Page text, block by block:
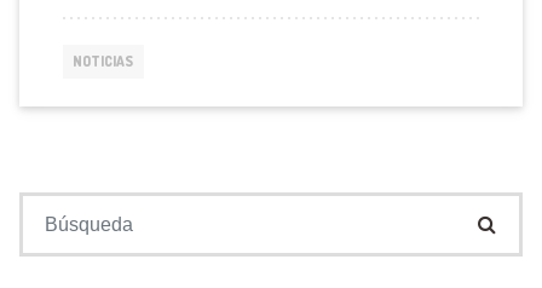
NOTICIAS